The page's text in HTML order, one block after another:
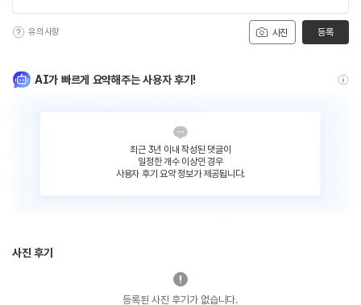
사진
유의사항 등록
AI가 빠르게 요약해주는 사용자 후기!
최근 3년 이내 작성된 댓글이
일정한 개수 이상인 경우
사용자 후기 요약 정보가 제공됩니다.
사진 후기
등록된 사진 후기가 없습니다.